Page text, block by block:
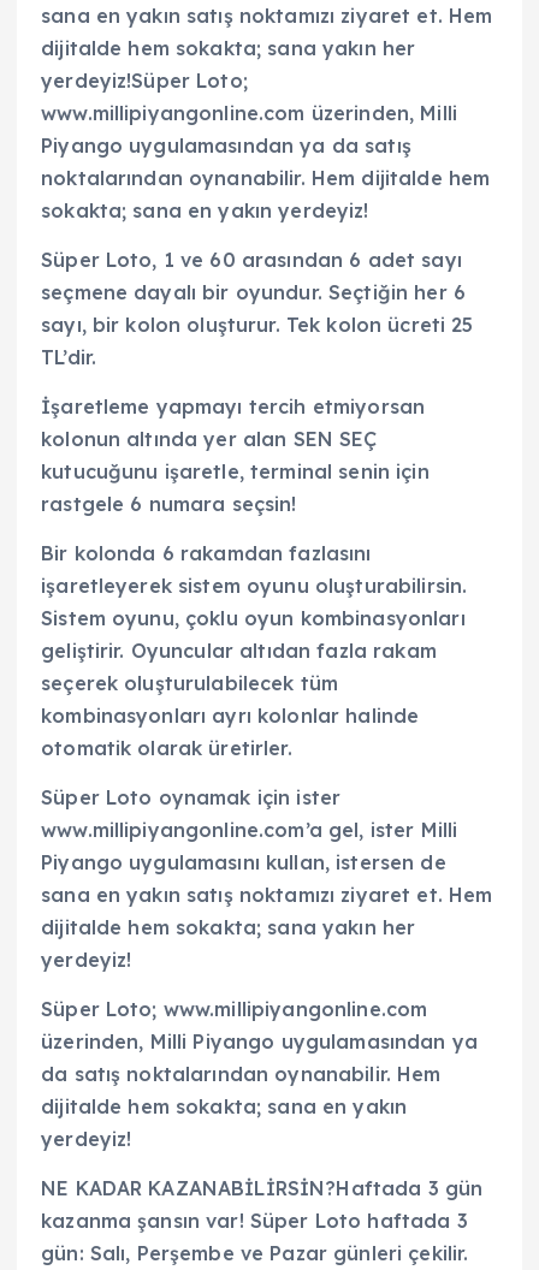
sana en yakın satış noktamızı ziyaret et. Hem
dijitalde hem sokakta; sana yakın her
yerdeyiz!Süper Loto;
www.millipiyangonline.com üzerinden, Milli
Piyango uygulamasından ya da satış
noktalarından oynanabilir. Hem dijitalde hem
sokakta; sana en yakın yerdeyiz!
Süper Loto, 1 ve 60 arasından 6 adet sayı
seçmene dayalı bir oyundur. Seçtiğin her 6
sayı, bir kolon oluşturur. Tek kolon ücreti 25
TL’dir.
İşaretleme yapmayı tercih etmiyorsan
kolonun altında yer alan SEN SEÇ
kutucuğunu işaretle, terminal senin için
rastgele 6 numara seçsin!
Bir kolonda 6 rakamdan fazlasını
işaretleyerek sistem oyunu oluşturabilirsin.
Sistem oyunu, çoklu oyun kombinasyonları
geliştirir. Oyuncular altıdan fazla rakam
seçerek oluşturulabilecek tüm
kombinasyonları ayrı kolonlar halinde
otomatik olarak üretirler.
Süper Loto oynamak için ister
www.millipiyangonline.com’a gel, ister Milli
Piyango uygulamasını kullan, istersen de
sana en yakın satış noktamızı ziyaret et. Hem
dijitalde hem sokakta; sana yakın her
yerdeyiz!
Süper Loto; www.millipiyangonline.com
üzerinden, Milli Piyango uygulamasından ya
da satış noktalarından oynanabilir. Hem
dijitalde hem sokakta; sana en yakın
yerdeyiz!
NE KADAR KAZANABİLİRSİN?Haftada 3 gün
kazanma şansın var! Süper Loto haftada 3
gün: Salı, Perşembe ve Pazar günleri çekilir.